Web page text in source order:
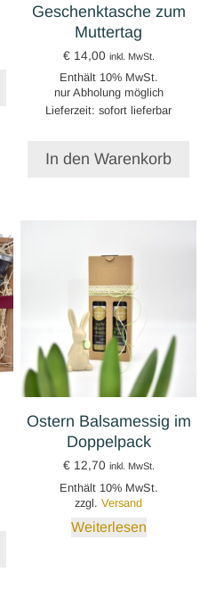
Geschenktasche zum
Muttertag
€14,00 inkl. MwSt.
Enthält 10% MwSt.
nur Abholung möglich
Lieferzeit: sofort lieferbar
In den Warenkorb
Ostern Balsamessig im
Doppelpack
€12,70 inkl. MwSt.
Enthält 10% MwSt.
zzgl.Versand
Weiterlesen